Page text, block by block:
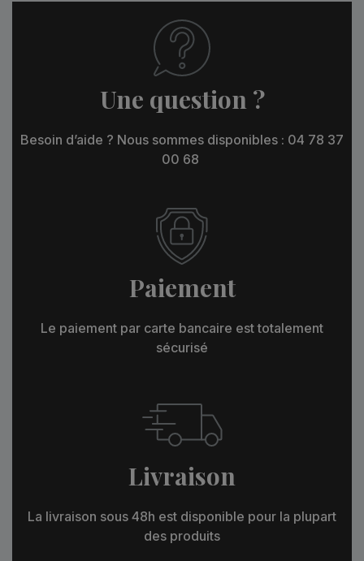
Une question ?
Besoin d’aide ? Nous sommes disponibles : 04 78 37
00 68
Paiement
Le paiement par carte bancaire est totalement
sécurisé
Livraison
La livraison sous 48h est disponible pour la plupart
des produits